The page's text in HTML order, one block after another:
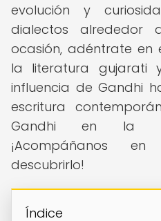
evolución y
dialectos alrededor
ocasión, adéntrate en
la literatura gujarati
influencia de Gandhi
escritura
Gandhi en la
¡Acompáñanos
descubrirlo!
Índice